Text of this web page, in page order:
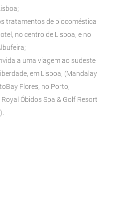
tratamentos de biocoméstica
no centro de Lisboa, e no
a uma viagem ao sudeste
em Lisboa, (Mandalay
Flores, no Porto,
Óbidos Spa & Golf Resort